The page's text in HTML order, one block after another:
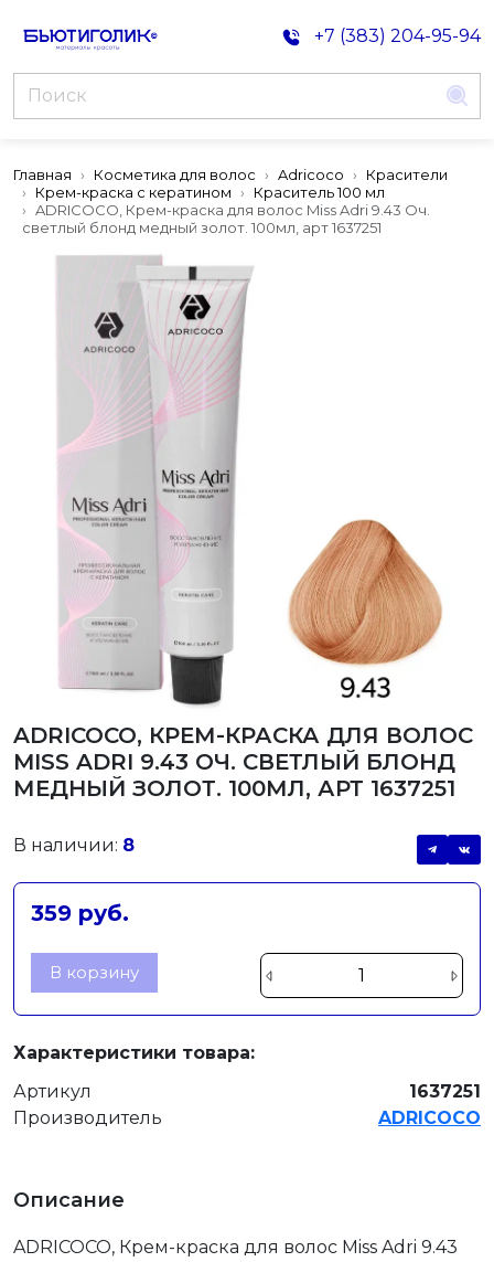
+7 (383) 204-95-94
Главная Косметика для волос Adricoco
Красители
Крем-краска с кератином
Краситель 100 мл
ADRICOCO, Крем-краска для волос Miss Adri 9.43 Оч.
светлый блонд медный золот. 100мл, арт 1637251
ADRICOCO, КРЕМ-КРАСКА ДЛЯ ВОЛОС
MISS ADRI 9.43 ОЧ. СВЕТЛЫЙ БЛОНД
МЕДНЫЙ ЗОЛОТ. 100МЛ, АРТ 1637251
В наличии: 8
359 руб.
В корзину
Характеристики товара:
Артикул
1637251
Производитель
ADRICOCO
Описание
ADRICOCO, Крем-краска для волос Miss Adri 9.43